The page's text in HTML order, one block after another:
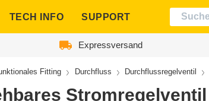
TECH INFO SUPPORT
Expressversand
Fitting Durchfluss Durchflussregelventil
Stromregelventil